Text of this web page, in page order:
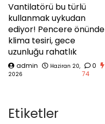
Vantilatörü bu türlü
kullanmak uykudan
ediyor! Pencere önünde
klima tesiri, gece
uzunluğu rahatlık
admin
Haziran 20,
2026
0
74
Etiketler